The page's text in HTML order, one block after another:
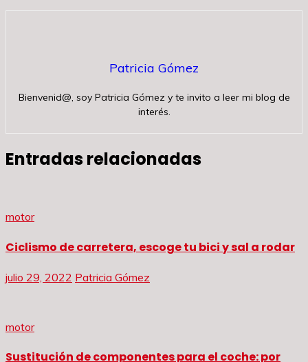
Patricia Gómez
Bienvenid@, soy Patricia Gómez y te invito a leer mi blog de
interés.
Entradas relacionadas
motor
Ciclismo de carretera, escoge tu bici y sal a rodar
julio 29, 2022 Patricia Gómez
motor
Sustitución de componentes para el coche: por